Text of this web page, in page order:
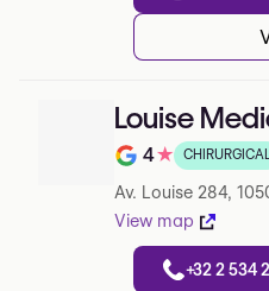
Louise
Note de 4 sur 5
4★
Av. Louise 284,
View map
+32 2 534